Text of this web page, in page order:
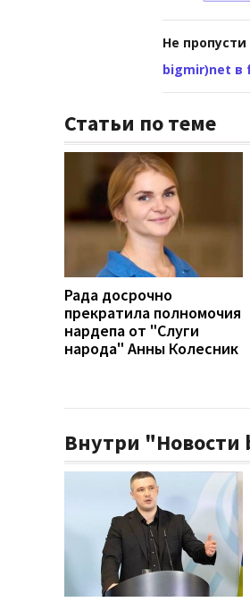
Не
bigmir)net в
Статьи по теме
Рада досрочно
прекратила полномочия
нардепа от "Слуги
народа" Анны Колесник
Внутри